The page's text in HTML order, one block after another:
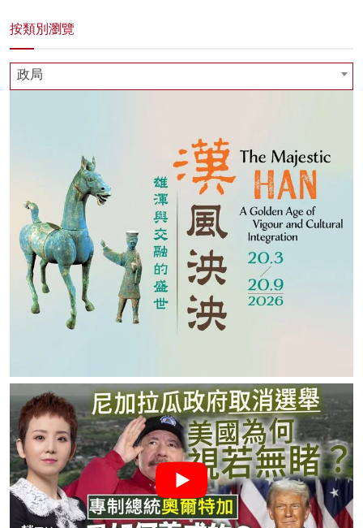
按類別瀏覽
政局